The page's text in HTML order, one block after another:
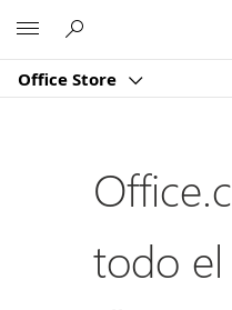
Office Store
todo